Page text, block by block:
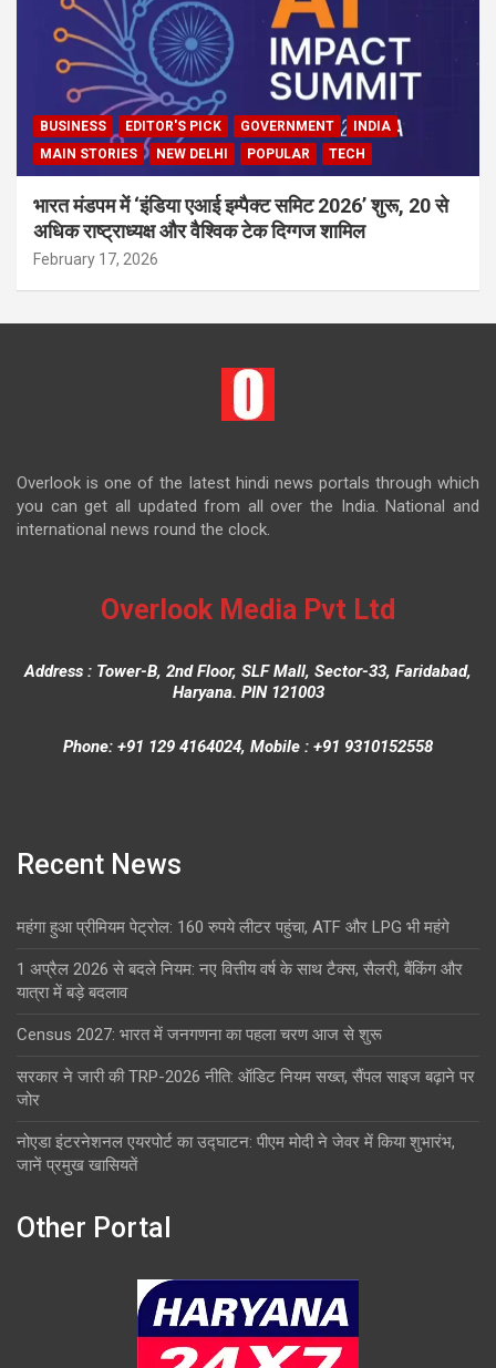
BUSINESS EDITOR'S PICK GOVERNMENT
INDIA
MAIN STORIES
NEW DELHI POPULAR TECH
भारत मंडपम में ‘इंडिया एआई इम्पैक्ट समिट 2026’ शुरू, 20 से
अधिक राष्ट्राध्यक्ष और वैश्विक टेक दिग्गज शामिल
February 17, 2026
Overlook is one of the latest hindi news portals through which
you can get all updated from all over the India. National and
international news round the clock.
Overlook Media Pvt Ltd
Address : Tower-B, 2nd Floor, SLF Mall, Sector-33, Faridabad,
Haryana. PIN 121003
Phone: +91 129 4164024, Mobile : +91 9310152558
Recent News
महंगा हुआ प्रीमियम पेट्रोल: 160 रुपये लीटर पहुंचा, ATF और LPG भी महंगे
1 अप्रैल 2026 से बदले नियम: नए वित्तीय वर्ष के साथ टैक्स, सैलरी, बैंकिंग और
यात्रा में बड़े बदलाव
Census 2027: भारत में जनगणना का पहला चरण आज से शुरू
सरकार ने जारी की TRP-2026 नीति: ऑडिट नियम सख्त, सैंपल साइज बढ़ाने पर
जोर
नोएडा इंटरनेशनल एयरपोर्ट का उद्घाटन: पीएम मोदी ने जेवर में किया शुभारंभ,
जानें प्रमुख खासियतें
Other Portal